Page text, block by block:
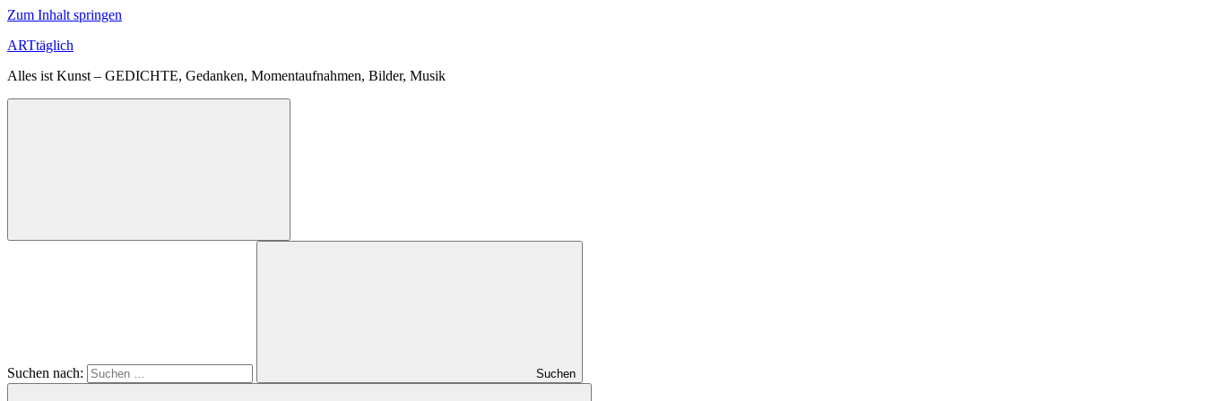
Zum Inhalt springen
ARTtäglich
Alles ist Kunst – GEDICHTE, Gedanken, Momentaufnahmen, Bilder, Musik
Suchen nach: Suchen